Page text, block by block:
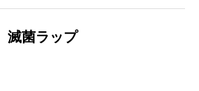
滅菌ラップ